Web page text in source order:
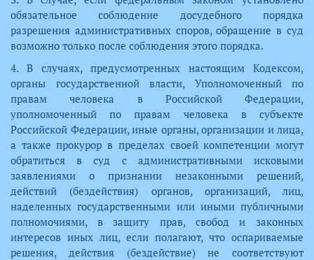
обязательное соблюдение досудебного порядка
разрешения административных споров, обращение в суд
возможно только после соблюдения этого порядка.
4. В случаях, предусмотренных настоящим Кодексом,
органы государственной власти, Уполномоченный по
правам человека в Российской Федерации,
уполномоченный по правам человека в субъекте
Российской Федерации, иные органы, организации и лица,
а также прокурор в пределах своей компетенции могут
обратиться в суд с административными исковыми
заявлениями о признании незаконными решений,
действий (бездействия) органов, организаций, лиц,
наделенных государственными или иными публичными
полномочиями, в защиту прав, свобод и законных
интересов иных лиц, если полагают, что оспариваемые
решения, действия (бездействие) не соответствуют